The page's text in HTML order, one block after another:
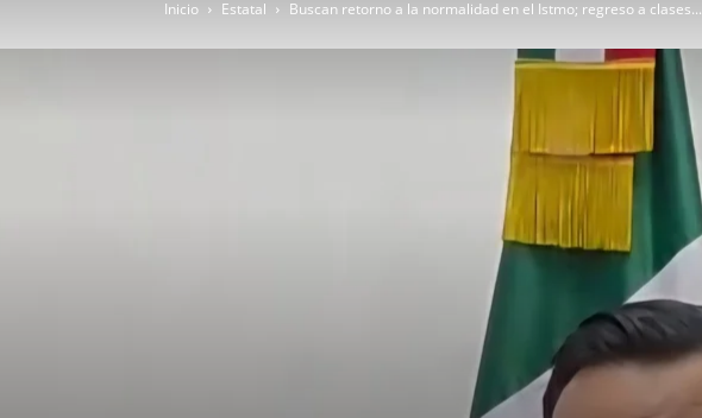
Inicio Estatal Buscan retorno a la normalidad en el Istmo; regreso a clases...